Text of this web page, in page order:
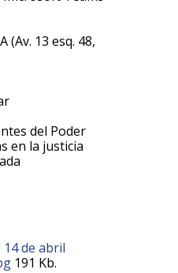
(Av. 13 esq. 48,
del Poder
en la justicia
14 de abril
191 Kb.